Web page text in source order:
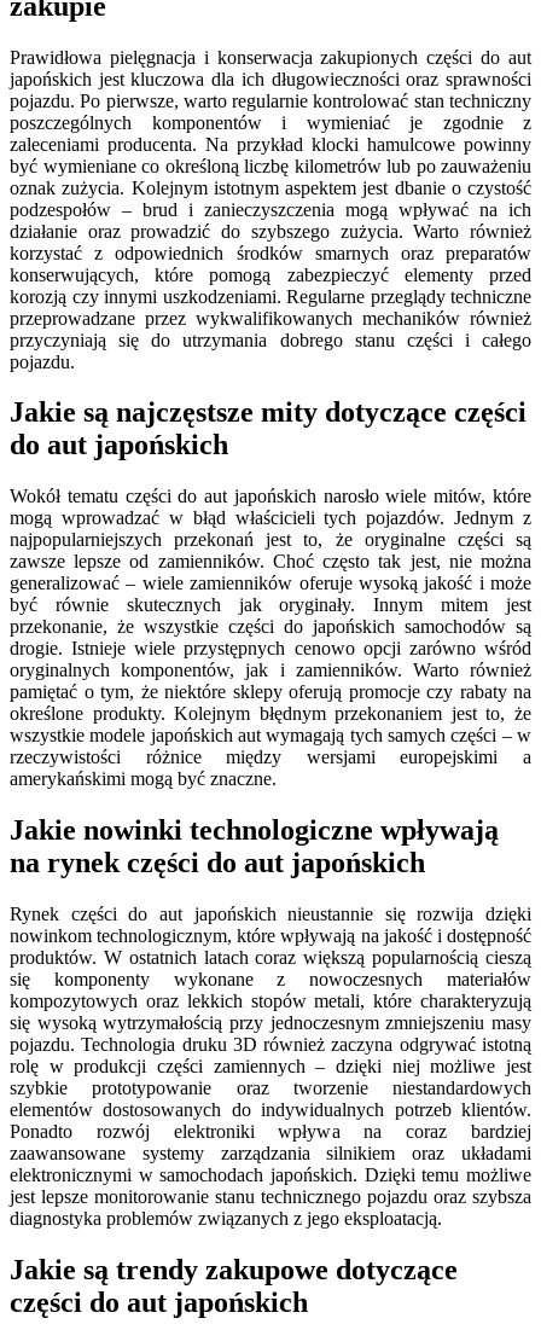
Prawidłowa pielęgnacja i konserwacja zakupionych części do aut
japońskich jest kluczowa dla ich długowieczności oraz sprawności
pojazdu. Po pierwsze, warto regularnie kontrolować stan techniczny
poszczególnych komponentów i wymieniać je zgodnie z
zaleceniami producenta. Na przykład klocki hamulcowe powinny
być wymieniane co określoną liczbę kilometrów lub po zauważeniu
oznak zużycia. Kolejnym istotnym aspektem jest dbanie o czystość
podzespołów – brud i zanieczyszczenia mogą wpływać na ich
działanie oraz prowadzić do szybszego zużycia. Warto również
korzystać z odpowiednich środków smarnych oraz preparatów
konserwujących, które pomogą zabezpieczyć elementy przed
korozją czy innymi uszkodzeniami. Regularne przeglądy techniczne
przeprowadzane przez wykwalifikowanych mechaników również
przyczyniają się do utrzymania dobrego stanu części i całego
pojazdu.
Jakie są najczęstsze mity dotyczące części
do aut japońskich
Wokół tematu części do aut japońskich narosło wiele mitów, które
mogą wprowadzać w błąd właścicieli tych pojazdów. Jednym z
najpopularniejszych przekonań jest to, że oryginalne części są
zawsze lepsze od zamienników. Choć często tak jest, nie można
generalizować – wiele zamienników oferuje wysoką jakość i może
być równie skutecznych jak oryginały. Innym mitem jest
przekonanie, że wszystkie części do japońskich samochodów są
drogie. Istnieje wiele przystępnych cenowo opcji zarówno wśród
oryginalnych komponentów, jak i zamienników. Warto również
pamiętać o tym, że niektóre sklepy oferują promocje czy rabaty na
określone produkty. Kolejnym błędnym przekonaniem jest to, że
wszystkie modele japońskich aut wymagają tych samych części – w
rzeczywistości różnice między wersjami europejskimi a
amerykańskimi mogą być znaczne.
Jakie nowinki technologiczne wpływają
na rynek części do aut japońskich
Rynek części do aut japońskich nieustannie się rozwija dzięki
nowinkom technologicznym, które wpływają na jakość i dostępność
produktów. W ostatnich latach coraz większą popularnością cieszą
się komponenty wykonane z nowoczesnych materiałów
kompozytowych oraz lekkich stopów metali, które charakteryzują
się wysoką wytrzymałością przy jednoczesnym zmniejszeniu masy
pojazdu. Technologia druku 3D również zaczyna odgrywać istotną
rolę w produkcji części zamiennych – dzięki niej możliwe jest
szybkie prototypowanie oraz tworzenie niestandardowych
elementów dostosowanych do indywidualnych potrzeb klientów.
Ponadto rozwój elektroniki wpływa na coraz bardziej
zaawansowane systemy zarządzania silnikiem oraz układami
elektronicznymi w samochodach japońskich. Dzięki temu możliwe
jest lepsze monitorowanie stanu technicznego pojazdu oraz szybsza
diagnostyka problemów związanych z jego eksploatacją.
Jakie są trendy zakupowe dotyczące
części do aut japońskich